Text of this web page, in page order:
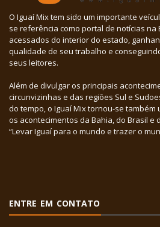
O Iguaí Mix tem sido um importante
se referência como portal de notícias na
acessados do interior do estado,
qualidade de seu trabalho e
seus leitores.
Além de divulgar os principais
circunvizinhas e das regiões Sul e
do tempo, o Iguaí Mix tornou-se
os acontecimentos da Bahia, do Brasil e
“Levar Iguaí para o mundo e trazer o
ENTRE EM CONTATO